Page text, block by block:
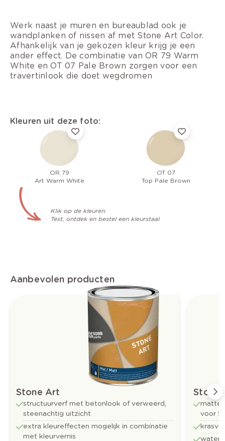
Werk naast je muren en bureaublad ook je
wandplanken of nissen af met Stone Art Color.
Afhankelijk van je gekozen kleur krijg je een
ander effect. De combinatie van OR 79 Warm
White en OT 07 Pale Brown zorgen voor een
travertinlook die doet wegdromen
Kleuren uit deze foto:
OR 79
Art Warm White
OT 07
Top Pale Brown
Klik op de kleuren:
Test, ontdek en bestel een kleurstaal
Aanbevolen producten
Stone Art
structuurverf met betonlook of verweerd,
steenachtig uitzicht
extra kleureffecten mogelijk in combinatie
met kleurvernis
Stone
matte
voor